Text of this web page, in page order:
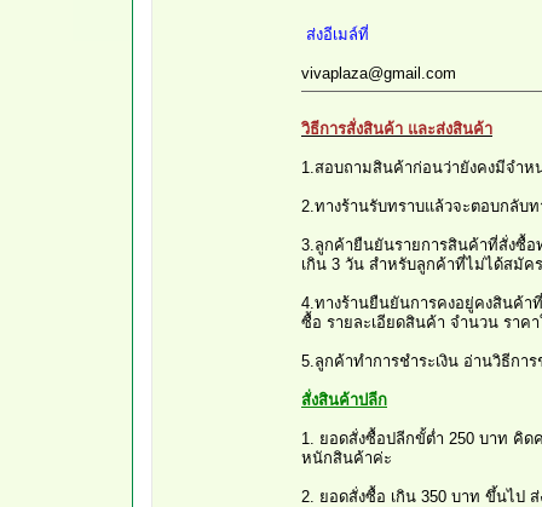
ส่งอีเมล์ที่
vivaplaza@gmail.com
วิธีการสั่งสินค้า และส่งสินค้า
1.สอบถามสินค้าก่อนว่ายังคงมีจำห
2.ทางร้านรับทราบแล้วจะตอบกลับ
3.ลูกค้ายืนยันรายการสินค้าที่สั่งซื้อ
เกิน 3 วัน สำหรับลูกค้าที่ไม่ได้สมัค
4.ทางร้านยืนยันการคงอยู่คงสินค้า
ซื้อ รายละเอียดสินค้า จำนวน ราค
5.ลูกค้าทำการชำระเงิน อ่านวิธีการ
สั่งสินค้าปลีก
1. ยอดสั่งซื้อปลีกขั้ต่ำ 250 บาท คิ
หนักสินค้าค่ะ
2. ยอดสั่งซื้อ เกิน 350 บาท ขึ้นไป ส่